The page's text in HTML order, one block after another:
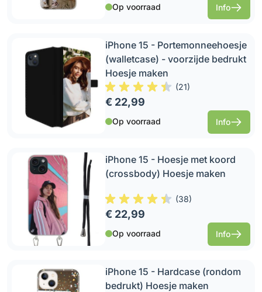
Op voorraad Info
iPhone 15 - Portemonneehoesje
(walletcase) - voorzijde bedrukt
Hoesje maken
(21)
€ 22,99
Op voorraad Info
iPhone 15 - Hoesje met koord
(crossbody) Hoesje maken
(38)
€ 22,99
Op voorraad Info
iPhone 15 - Hardcase (rondom
bedrukt) Hoesje maken